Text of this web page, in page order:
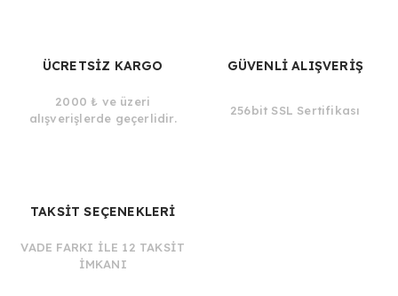
ÜCRETSİZ KARGO
2000 ₺ ve üzeri
alışverişlerde geçerlidir.
GÜVENLİ ALIŞVERİŞ
256bit SSL Sertifikası
TAKSİT SEÇENEKLERİ
VADE FARKI İLE 12 TAKSİT
İMKANI